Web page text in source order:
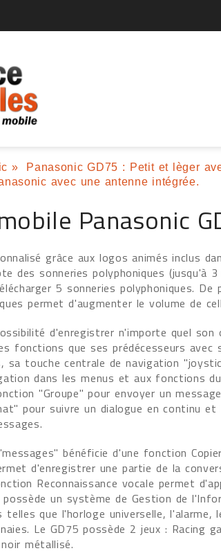
»
Panasonic GD75 : Petit et lèger
avec une antenne intégrée.
Panasonic
grâce aux logos animés inclus
des sonneries polyphoniques (jusqu'à
5 sonneries polyphoniques.
permet d'augmenter le volume de
d'enregistrer n'importe quel son
fonctions que ses prédécesseurs avec
sa touche centrale de navigation
dans les menus et aux fonctions
"Groupe" pour envoyer un
pour suivre un dialogue en continu
bénéficie d'une fonction
d'enregistrer une partie de la
Reconnaissance vocale permet
un système de Gestion de
que l'horloge universelle, l'alarme,
Le GD75 possède 2 jeux : Racing
métallisé.